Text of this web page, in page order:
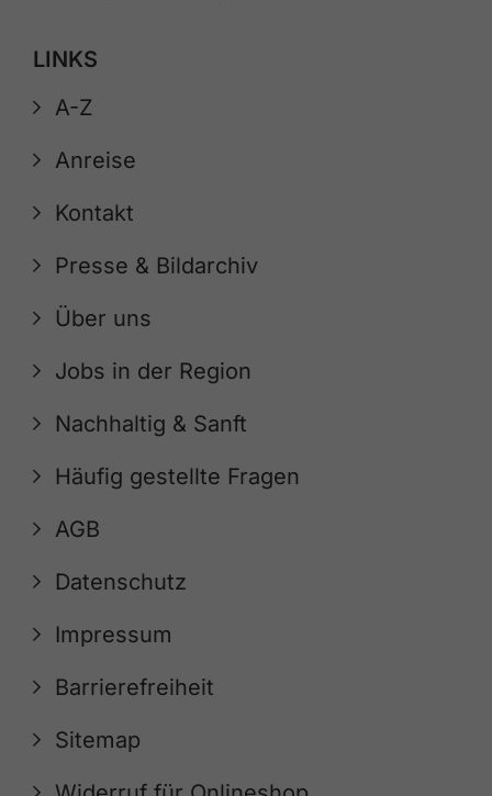
LINKS
A-Z
Anreise
Kontakt
Presse & Bildarchiv
Über uns
Jobs in der Region
Nachhaltig & Sanft
Häufig gestellte Fragen
AGB
Datenschutz
Impressum
Barrierefreiheit
Sitemap